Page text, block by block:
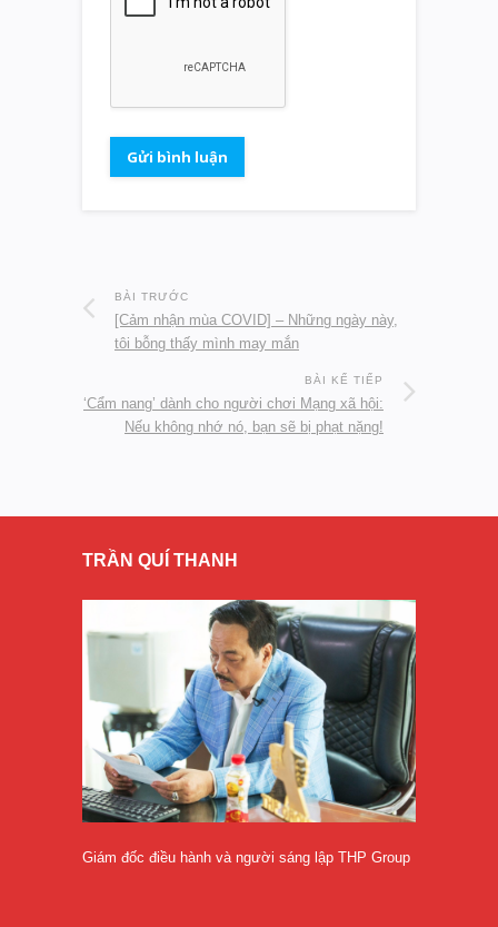
BÀI TRƯỚC
[Cảm nhận mùa COVID] – Những ngày này,
tôi bỗng thấy mình may mắn
BÀI KẾ TIẾP
‘Cẩm nang’ dành cho người chơi Mạng xã hội:
Nếu không nhớ nó, bạn sẽ bị phạt nặng!
TRẦN QUÍ THANH
Giám đốc điều hành và người sáng lập THP Group